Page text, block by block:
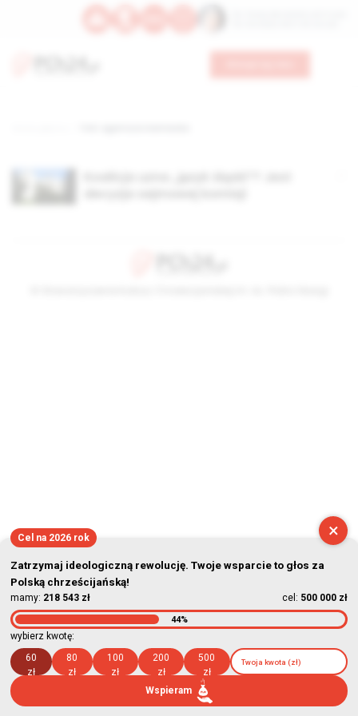
×
Cel na 2026 rok
Zatrzymaj ideologiczną rewolucję. Twoje wsparcie to głos za
Polską chrześcijańską!
mamy: 218 543 zł cel: 500 000 zł
44%
wybierz kwotę:
60
zł
80
zł
100
zł
200
zł
500
zł
Wspieram